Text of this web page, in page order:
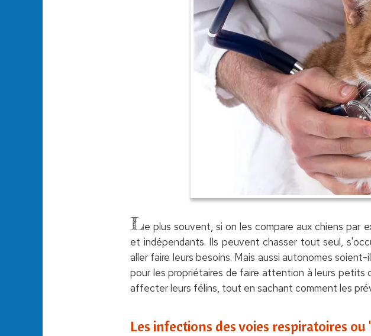
Le plus souvent, si on les compare aux chiens par
et indépendants. Ils peuvent chasser tout seul,
aller faire leurs besoins. Mais aussi autonomes
pour les propriétaires de faire attention à leurs petits
affecter leurs félins, tout en sachant comment les
Les infections des voies respiratoires ou